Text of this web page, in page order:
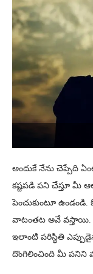
అందుకే నేను చెప్పేది
కష్టపడి పని చేస్తూ మీ
పెంచుకుంటూ
వాటంతట అవే వస్తాయి.
ఇలాంటి పరిస్థితి
దొంగిలించింది మీ పనిని